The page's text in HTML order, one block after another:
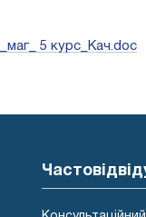
5 курс_Кач.doc